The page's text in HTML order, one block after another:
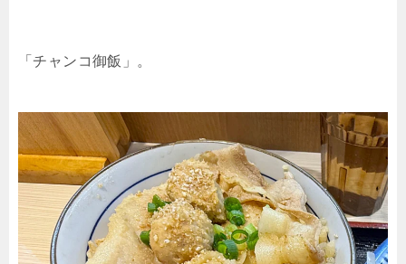
「チャンコ御飯」。